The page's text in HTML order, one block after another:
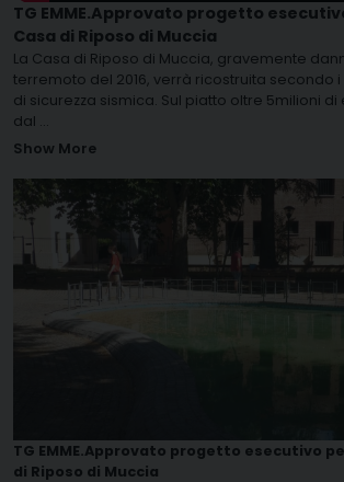
TG EMME.Approvato progetto
Casa di Riposo di Muccia
La Casa di Riposo di Muccia, gravemente
terremoto del 2016, verrà ricostruita secondo
di sicurezza sismica. Sul piatto oltre 5milioni
dal ...
Show More
TG EMME.Approvato progetto esecutivo
di Riposo di Muccia